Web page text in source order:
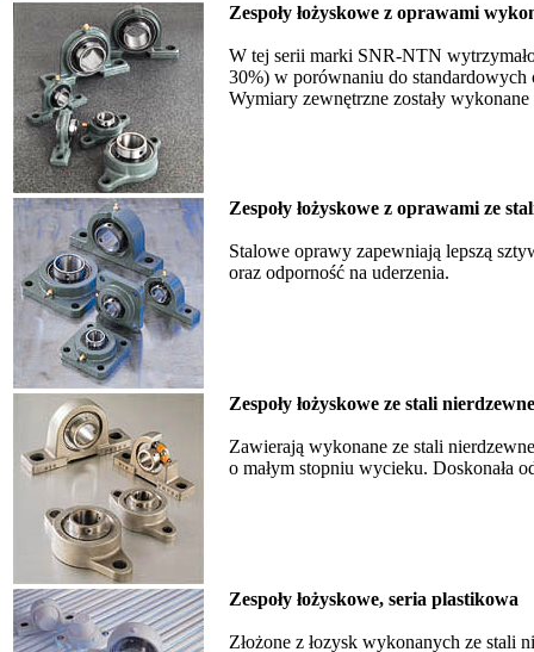
Zespoły łożyskowe z oprawami
W tej serii marki SNR-NTN
30%) w porównaniu do
Wymiary zewnętrzne zostały
Zespoły łożyskowe z oprawami ze
Stalowe oprawy zapewniają lepszą
oraz odporność na uderzenia.
Zespoły łożyskowe ze stali
Zawierają wykonane ze stali
o małym stopniu wycieku. Doskonała
Zespoły łożyskowe, seria plastikowa
Złożone z łozysk wykonanych ze